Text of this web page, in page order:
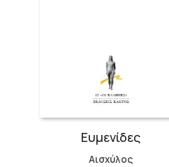
Ευμενίδες
Αισχύλος